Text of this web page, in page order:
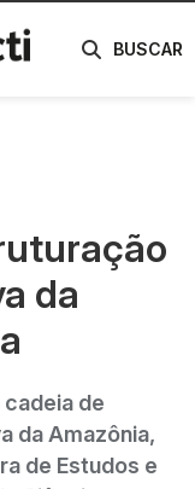
BUSCAR
da
de
da Amazônia,
de Estudos e